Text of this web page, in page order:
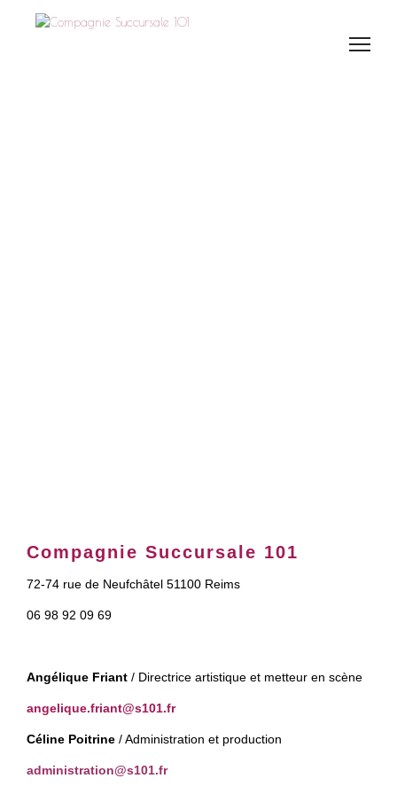
Compagnie Succursale 101
72-74 rue de Neufchâtel 51100 Reims
06 98 92 09 69
Angélique Friant / Directrice artistique et metteur en scène
angelique.friant@s101.fr
Céline Poitrine / Administration et production
administration@s101.fr